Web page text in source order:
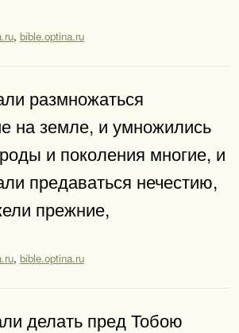
, bible.optina.ru
размножаться
на земле, и умножились
и поколения многие, и
предаваться нечестию,
прежние,
, bible.optina.ru
делать пред Тобою